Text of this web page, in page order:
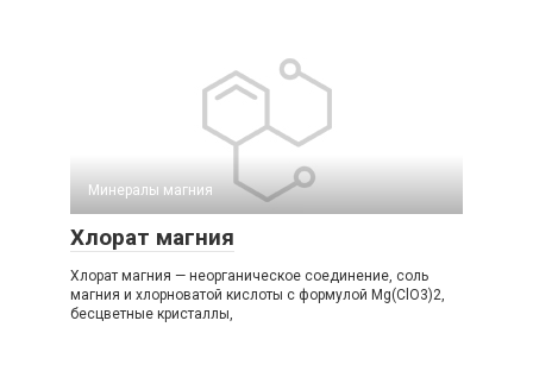
Минералы магния‎
Хлорат магния
Хлорат магния — неорганическое соединение, соль
магния и хлорноватой кислоты с формулой Mg(ClO3)2,
бесцветные кристаллы,